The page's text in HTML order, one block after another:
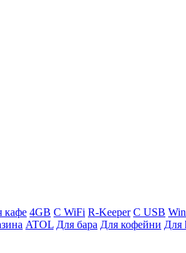
кафе 4GB С WiFi R-Keeper С USB
ATOL Для бара Для кофейни Для